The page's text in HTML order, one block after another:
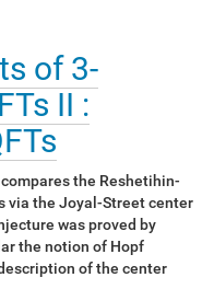
of 3-
II :
the Reshetihin-
via the Joyal-Street center
was proved by
the notion of Hopf
of the center